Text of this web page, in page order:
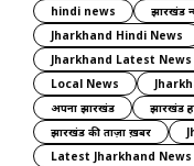
hindi news
झारखंड
Jharkhand Hindi News
Jharkhand Latest News
Local News
अपना झारखंड
झारखंड
झारखंड की ताज़ा ख़बर
Latest Jharkhand News